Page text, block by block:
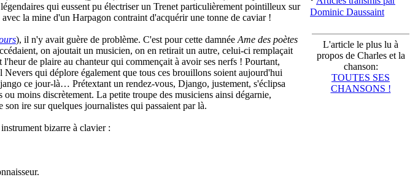
qui eussent pu électriser un Trenet particulièrement pointilleux sur
la mine d'un Harpagon contraint d'acquérir une tonne de caviar !
), il n'y avait guère de problème. C'est pour cette damnée Ame des poètes
on ajoutait un musicien, on en retirait un autre, celui-ci remplaçait
de plaire au chanteur qui commençait à avoir ses nerfs ! Pourtant,
qui déplore également que tous ces brouillons soient aujourd'hui
ce jour-là… Prétextant un rendez-vous, Django, justement, s'éclipsa
moins discrètement. La petite troupe des musiciens ainsi dégarnie,
ire sur quelques journalistes qui passaient par là.
bizarre à clavier :
Dominic Daussaint
L'article le plus lu à
propos de Charles et la
chanson:
TOUTES SES
CHANSONS !